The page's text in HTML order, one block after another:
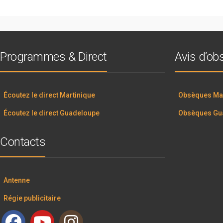
Programmes & Direct
Écoutez le direct Martinique
Écoutez le direct Guadeloupe
Avis
Obsèques
Obsèques
Contacts
Antenne
Régie publicitaire